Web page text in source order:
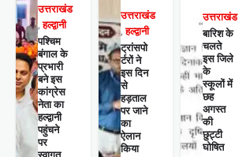
उत्तराखंड
,हल्द्वानी
पश्चिम
बंगाल के
प्रभारी
बने इस
कांग्रेस
नेता का
हल्द्वानी
पहुंचने
पर
उत्तराखंड
,हल्द्वानी
ट्रांसपो
र्टरों ने
इस दिन
से
हड़ताल
पर जाने
का
ऐलान
किया
उत्तराखंड
बारिश के
चलते
इस जिले
के
स्कूलों में
छह
अगस्त
की
छुट्टी
घोषित